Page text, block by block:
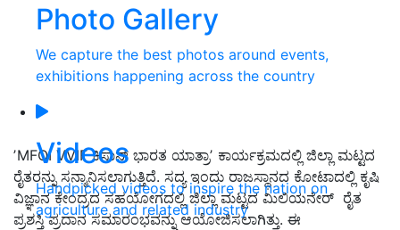
Photo Gallery
We capture the best photos around events,
exhibitions happening across the country
Videos
Handpicked videos to inspire the nation on
agriculture and related industry
ʼMFOI VVIF ಕಿಸಾನ್‌ ಭಾರತ ಯಾತ್ರಾʼ ಕಾರ್ಯಕ್ರಮದಲ್ಲಿ ಜಿಲ್ಲಾ ಮಟ್ಟದ
ರೈತರನ್ನು ಸನ್ಮಾನಿಸಲಾಗುತ್ತಿದೆ. ಸದ್ಯ ಇಂದು ರಾಜಸ್ಥಾನದ ಕೋಟಾದಲ್ಲಿ ಕೃಷಿ
ವಿಜ್ಞಾನ ಕೇಂದ್ರದ ಸಹಯೋಗದಲ್ಲಿ ಜಿಲ್ಲಾ ಮಟ್ಟದ ಮಿಲಿಯನೇರ್ ರೈತ
ಪ್ರಶಸ್ತಿ ಪ್ರದಾನ ಸಮಾರಂಭವನ್ನು ಆಯೋಜಿಸಲಾಗಿತ್ತು. ಈ